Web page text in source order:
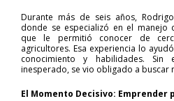
Durante más de seis años,
donde se especializó en el manejo
que le permitió conocer de
agricultores. Esa experiencia lo
conocimiento y habilidades.
inesperado, se vio obligado a buscar
El Momento Decisivo: Emprender